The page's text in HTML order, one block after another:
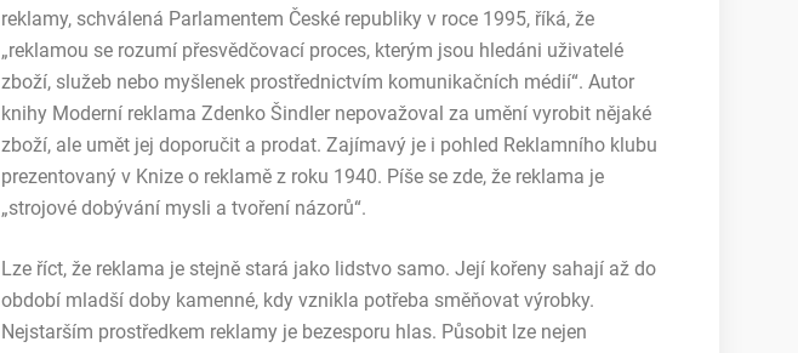
reklamy, schválená Parlamentem České republiky v roce 1995, říká, že
„reklamou se rozumí přesvědčovací proces, kterým jsou hledáni uživatelé
zboží, služeb nebo myšlenek prostřednictvím komunikačních médií“. Autor
knihy Moderní reklama Zdenko Šindler nepovažoval za umění vyrobit nějaké
zboží, ale umět jej doporučit a prodat. Zajímavý je i pohled Reklamního klubu
prezentovaný v Knize o reklamě z roku 1940. Píše se zde, že reklama je
„strojové dobývání mysli a tvoření názorů“.
Lze říct, že reklama je stejně stará jako lidstvo samo. Její kořeny sahají až do
období mladší doby kamenné, kdy vznikla potřeba směňovat výrobky.
Nejstarším prostředkem reklamy je bezesporu hlas. Působit lze nejen